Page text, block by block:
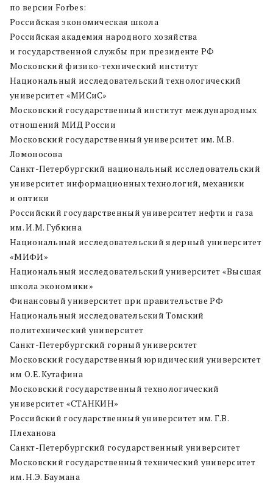
по версии Forbes:
Российская экономическая школа
Российская академия народного хозяйства
и государственной службы при президенте РФ
Московский физико-технический институт
Национальный исследовательский технологический
университет «МИСиС»
Московский государственный институт международных
отношений МИД России
Московский государственный университет им. М.В.
Ломоносова
Санкт-Петербургский национальный исследовательский
университет информационных технологий, механики
и оптики
Российский государственный университет нефти и газа
им. И.М. Губкина
Национальный исследовательский ядерный университет
«МИФИ»
Национальный исследовательский университет «Высшая
школа экономики»
Финансовый университет при правительстве РФ
Национальный исследовательский Томский
политехнический университет
Санкт-Петербургский горный университет
Московский государственный юридический университет
им О.Е. Кутафина
Московский государственный технологический
университет «СТАНКИН»
Российский государственный университет им. Г.В.
Плеханова
Санкт-Петербургский государственный университет
Московский государственный технический университет
им. Н.Э. Баумана